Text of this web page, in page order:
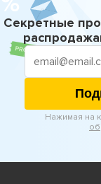
Секретные
Нажимая на